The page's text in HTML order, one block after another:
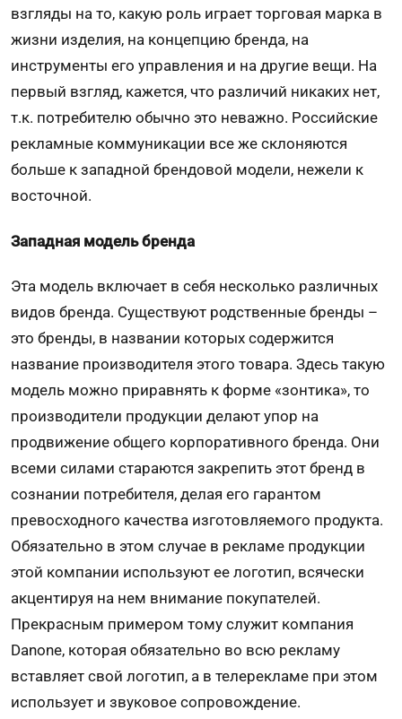
взгляды на то, какую роль играет торговая марка в
жизни изделия, на концепцию бренда, на
инструменты его управления и на другие вещи. На
первый взгляд, кажется, что различий никаких нет,
т.к. потребителю обычно это неважно. Российские
рекламные коммуникации все же склоняются
больше к западной брендовой модели, нежели к
восточной.
Западная модель бренда
Эта модель включает в себя несколько различных
видов бренда. Существуют родственные бренды –
это бренды, в названии которых содержится
название производителя этого товара. Здесь такую
модель можно приравнять к форме «зонтика», то
производители продукции делают упор на
продвижение общего корпоративного бренда. Они
всеми силами стараются закрепить этот бренд в
сознании потребителя, делая его гарантом
превосходного качества изготовляемого продукта.
Обязательно в этом случае в рекламе продукции
этой компании используют ее логотип, всячески
акцентируя на нем внимание покупателей.
Прекрасным примером тому служит компания
Danone, которая обязательно во всю рекламу
вставляет свой логотип, а в телерекламе при этом
использует и звуковое сопровождение.